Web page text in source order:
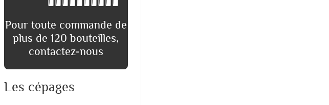
Pour toute commande de
plus de 120 bouteilles,
contactez-nous
Les cépages